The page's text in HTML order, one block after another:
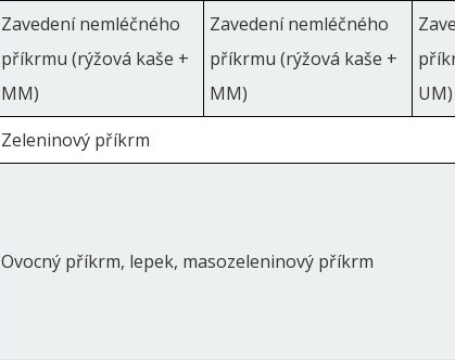
Zavedení nemléčného
příkrmu (rýžová kaše +
MM)
Zavedení nemléčného
příkrmu (rýžová kaše +
MM)
UM)
Zeleninový příkrm
Ovocný příkrm, lepek, masozeleninový příkrm